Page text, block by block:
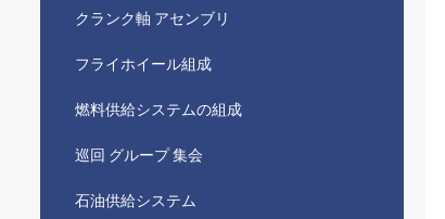
クランク軸 アセンブリ
フライホイール組成
燃料供給システムの組成
巡回 グループ 集会
石油供給システム